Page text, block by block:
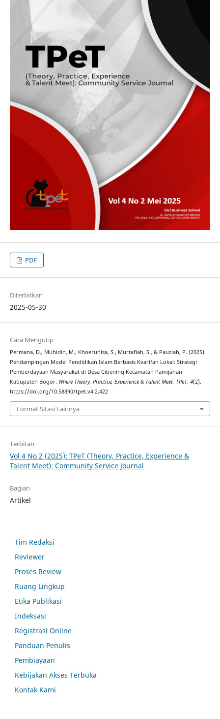
PDF
Diterbitkan
2025-05-30
Cara Mengutip
Permana, D., Muhidin, M., Khoerunisa, S., Murtafiah, S., & Pauziah, P. (2025).
Pendampingan Model Pendidikan Islam Berbasis Kearifan Lokal: Strategi
Pemberdayaan Masyarakat di Desa Cibening Kecamatan Pamijahan
Kabupaten Bogor. Where Theory, Practice, Experience & Talent Meet, TPeT, 4(2).
https://doi.org/10.58890/tpet.v4i2.422
Format Sitasi Lainnya
Terbitan
Vol 4 No 2 (2025): TPeT (Theory, Practice, Experience &
Talent Meet): Community Service Journal
Bagian
Artikel
Tim Redaksi
Reviewer
Proses Review
Ruang Lingkup
Etika Publikasi
Indeksasi
Registrasi Online
Panduan Penulis
Pembiayaan
Kebijakan Akses Terbuka
Kontak Kami